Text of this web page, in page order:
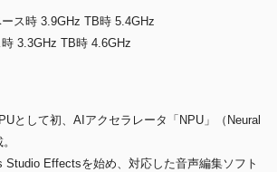
ス時 3.9GHz TB時 5.4GHz
3.3GHz TB時 4.6GHz
として初、AIアクセラレータ「NPU」（Neural
Studio Effectsを始め、対応した音声編集ソフト